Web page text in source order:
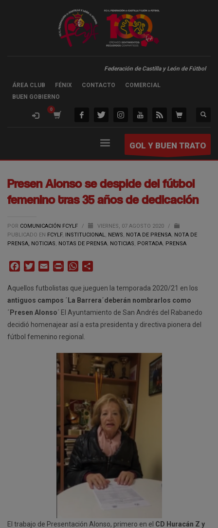
Federación de Castilla y León de Fútbol
ÁREA CLUB FÉNIX CONTACTO
COMERCIAL
BUEN GOBIERNO
GOL Y BUEN TRATO
Presen Alonso se despide del fútbol
femenino tras 35 años de dedicación
POR COMUNICACIÓN FCYLF / VIERNES, 07 AGOSTO 2020
/
PUBLICADO EN FCYLF, INSTITUCIONAL, NEWS, NOTA DE PRENSA, NOTA DE
PRENSA, NOTICIAS, NOTAS DE PRENSA, NOTICIAS, PORTADA, PRENSA
FacebookTwitterEmail Print WhatsApp
Aquellos futbolistas que jueguen la temporada 2020/21 en los
antiguos campos ´La Barrera´deberán nombrarlos como
´Presen Alonso´ El Ayuntamiento de San Andrés del Rabanedo
decidió homenajear así a esta presidenta y directiva pionera del
fútbol femenino regional.
El trabajo de Presentación Alonso, primero en el CD Huracán Z y